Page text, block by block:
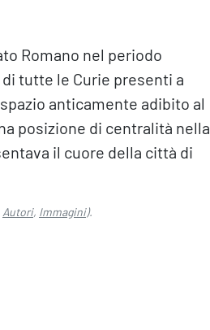
Romano nel periodo
tutte le Curie presenti a
anticamente adibito al
posizione di centralità nella
il cuore della città di
Autori, Immagini).